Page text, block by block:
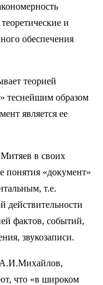
и
обеспечения
теорией
теснейшим образом
является ее
в своих
понятия «документ»
т.е.
действительности
фактов, событий,
звукозаписи.
что «в широком